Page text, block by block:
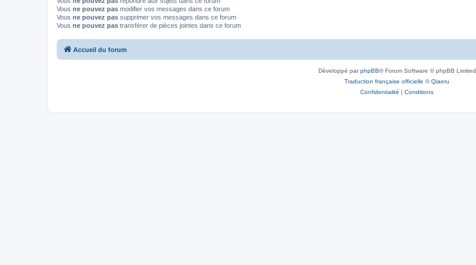
Vous ne pouvez pas modifier vos messages dans ce forum
Vous ne pouvez pas supprimer vos messages dans ce forum
Vous ne pouvez pas transférer de pièces jointes dans ce forum
Accueil du forum
Développé parphpBB® Forum Software © phpBB Limited
Traduction française officielle ©Qiaeru
Confidentialité | Conditions